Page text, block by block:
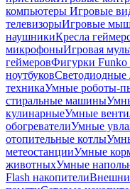
компьютеры Игровые
телевизорыИгровые
наушникиКресла
микрофоныИгровая
геймеровФигурки Funko
ноутбуковСветодиодные
техникаУмные роботы-
стиральные машины
кулинарныеУмные
обогревателиУмные
отопительные котлы
метеостанцииУмные
животныхУмные
Flash накопители